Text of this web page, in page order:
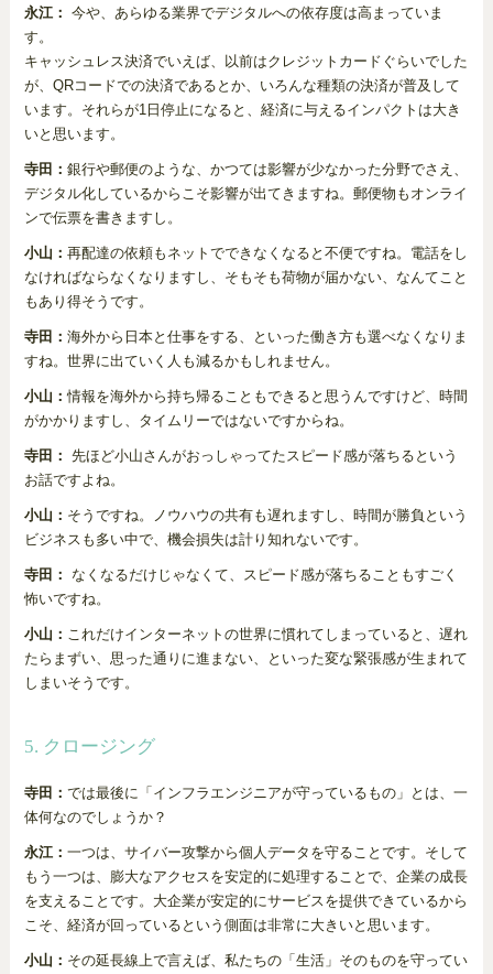
永江： 今や、あらゆる業界でデジタルへの依存度は高まっていま
す。
キャッシュレス決済でいえば、以前はクレジットカードぐらいでした
が、QRコードでの決済であるとか、いろんな種類の決済が普及して
います。それらが1日停止になると、経済に与えるインパクトは大き
いと思います。
寺田： 銀行や郵便のような、かつては影響が少なかった分野でさえ、
デジタル化しているからこそ影響が出てきますね。郵便物もオンライ
ンで伝票を書きますし。
小山： 再配達の依頼もネットでできなくなると不便ですね。電話をし
なければならなくなりますし、そもそも荷物が届かない、なんてこと
もあり得そうです。
寺田： 海外から日本と仕事をする、といった働き方も選べなくなりま
すね。世界に出ていく人も減るかもしれません。
小山：情報を海外から持ち帰ることもできると思うんですけど、時間
がかかりますし、タイムリーではないですからね。
寺田： 先ほど小山さんがおっしゃってたスピード感が落ちるという
お話ですよね。
小山： そうですね。ノウハウの共有も遅れますし、時間が勝負という
ビジネスも多い中で、機会損失は計り知れないです。
寺田：
なくなるだけじゃなくて、スピード感が落ちることもすごく
怖いですね。
小山： これだけインターネットの世界に慣れてしまっていると、遅れ
たらまずい、思った通りに進まない、といった変な緊張感が生まれて
しまいそうです。
5. クロージング
寺田： では最後に「インフラエンジニアが守っているもの」とは、一
体何なのでしょうか？
永江： 一つは、サイバー攻撃から個人データを守ることです。そして
もう一つは、膨大なアクセスを安定的に処理することで、企業の成長
を支えることです。大企業が安定的にサービスを提供できているから
こそ、経済が回っているという側面は非常に大きいと思います。
小山： その延長線上で言えば、私たちの「生活」そのものを守ってい